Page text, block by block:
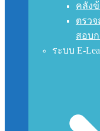
คลัง
ตรว
สอบ
ระบบ E-